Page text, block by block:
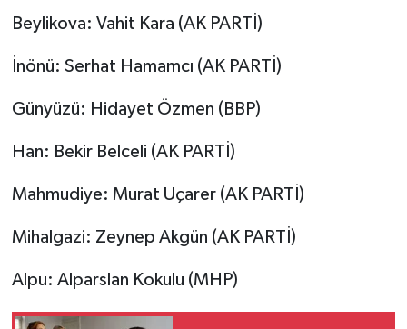
Beylikova: Vahit Kara (AK PARTİ)
İnönü: Serhat Hamamcı (AK PARTİ)
Günyüzü: Hidayet Özmen (BBP)
Han: Bekir Belceli (AK PARTİ)
Mahmudiye: Murat Uçarer (AK PARTİ)
Mihalgazi: Zeynep Akgün (AK PARTİ)
Alpu: Alparslan Kokulu (MHP)